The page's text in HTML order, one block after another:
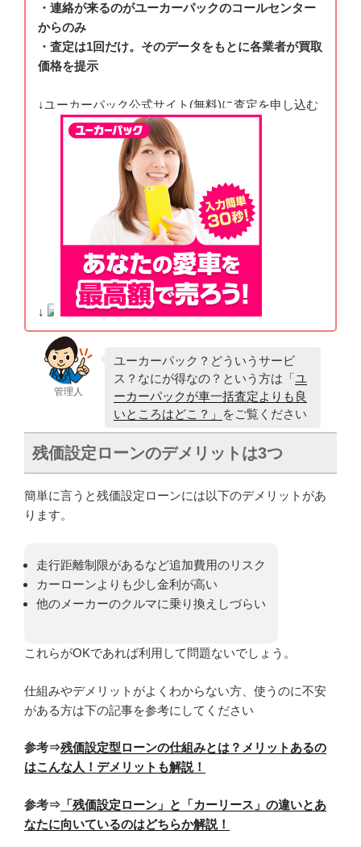
・連絡が来るのがユーカーパックのコールセンター
からのみ
・査定は1回だけ。そのデータをもとに各業者が買取
価格を提示
↓ユーカーパック公式サイト(無料)に査定を申し込む
↓
管理人
ユーカーパック？どういうサービ
ス？なにが得なの？という方は「ユ
ーカーパックが車一括査定よりも良
いところはどこ？」
をご覧ください
残価設定ローンのデメリットは3つ
簡単に言うと残価設定ローンには以下のデメリットがあ
ります。
走行距離制限があるなど追加費用のリスク
カーローンよりも少し金利が高い
他のメーカーのクルマに乗り換えしづらい
これらがOKであれば利用して問題ないでしょう。
仕組みやデメリットがよくわからない方、使うのに不安
がある方は下の記事を参考にしてください
参考⇒残価設定型ローンの仕組みとは？メリットあるの
はこんな人！デメリットも解説！
参考⇒ 「残価設定ローン」と「カーリース」の違いとあ
なたに向いているのはどちらか解説！